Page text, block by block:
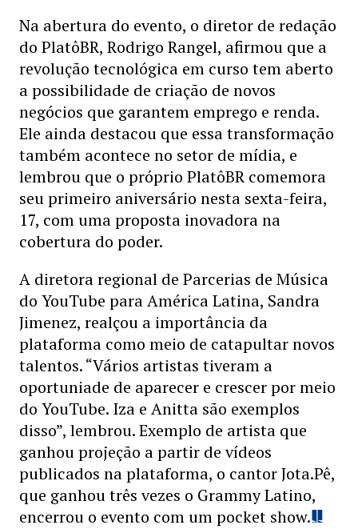
Na abertura do evento, o diretor de redação
do PlatôBR, Rodrigo Rangel, afirmou que a
revolução tecnológica em curso tem aberto
a possibilidade de criação de novos
negócios que garantem emprego e renda.
Ele ainda destacou que essa transformação
também acontece no setor de mídia, e
lembrou que o próprio PlatôBR comemora
seu primeiro aniversário nesta sexta-feira,
17, com uma proposta inovadora na
cobertura do poder.
A diretora regional de Parcerias de Música
do YouTube para América Latina, Sandra
Jimenez, realçou a importância da
plataforma como meio de catapultar novos
talentos. “Vários artistas tiveram a
oportuniade de aparecer e crescer por meio
do YouTube. Iza e Anitta são exemplos
disso”, lembrou. Exemplo de artista que
ganhou projeção a partir de vídeos
publicados na plataforma, o cantor Jota.Pê,
que ganhou três vezes o Grammy Latino,
encerrou o evento com um pocket show.